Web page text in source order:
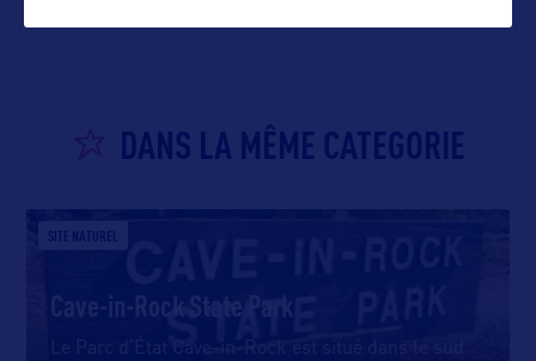
DANS LA MÊME CATEGORIE
SITE NATUREL
Cave-in-Rock State Park
Le Parc d’État Cave-in-Rock est situé dans le sud